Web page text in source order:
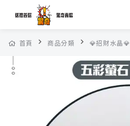
首頁 商品分類 💎招財水晶💎